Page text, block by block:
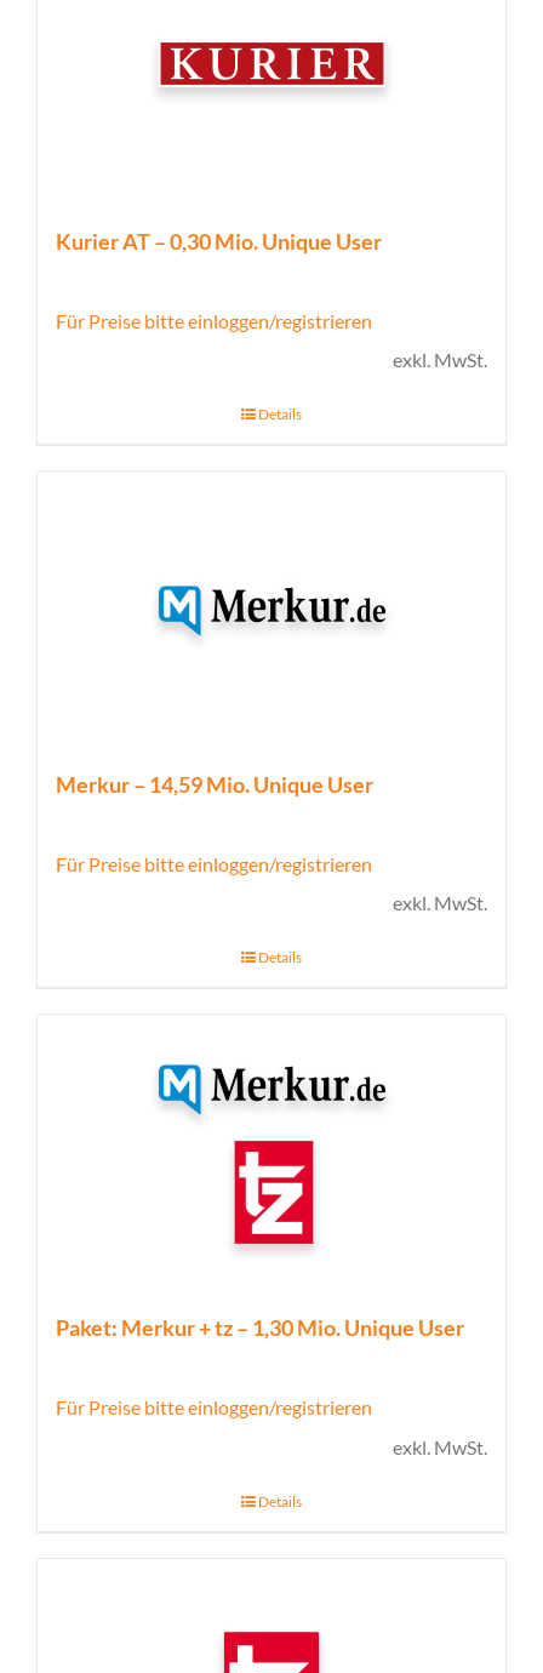
Kurier AT – 0,30 Mio. Unique User
Für Preise bitte einloggen/registrieren
exkl. MwSt.
Details
Merkur – 14,59 Mio. Unique User
Für Preise bitte einloggen/registrieren
exkl. MwSt.
Details
Paket: Merkur + tz – 1,30 Mio. Unique User
Für Preise bitte einloggen/registrieren
exkl. MwSt.
Details